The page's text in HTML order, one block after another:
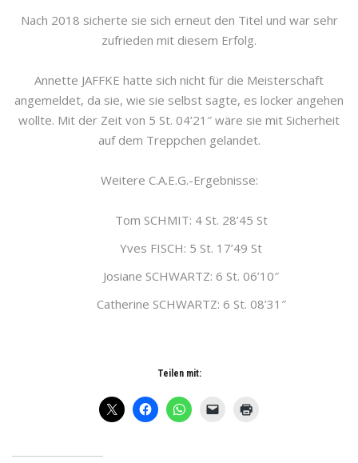
Nach 2018 sicherte sie sich erneut den Titel und war sehr
zufrieden mit diesem Erfolg.
Annette JAFFKE hatte sich nicht für die Meisterschaft
angemeldet, da sie, wie sie selbst sagte, es locker angehen
wollte. Mit der Zeit von 5 St. 04’21″ wäre sie mit Sicherheit
auf dem Treppchen gelandet.
Weitere C.A.E.G.-Ergebnisse:
Tom SCHMIT: 4 St. 28’45 St
Yves FISCH: 5 St. 17’49 St
Josiane SCHWARTZ: 6 St. 06’10″
Catherine SCHWARTZ: 6 St. 08’31″
Teilen mit: